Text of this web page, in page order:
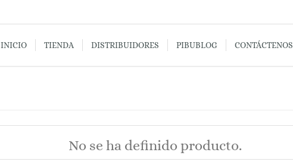
INICIO TIENDA DISTRIBUIDORES PIBUBLOG CONTÁCTENOS
No se ha definido producto.